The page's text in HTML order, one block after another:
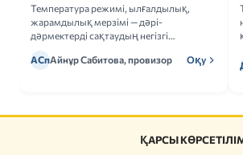
Температура режимі, ылғалдылық,
жарамдылық мерзімі — дәрі-
дәрмектерді сақтаудың негізгі
АСпАйнұр Сабитова, провизор Оқу
ҚАРСЫ